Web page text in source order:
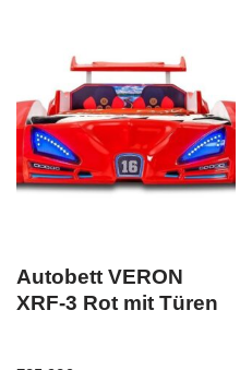
Autobett VERON
XRF-3 Rot mit Türen